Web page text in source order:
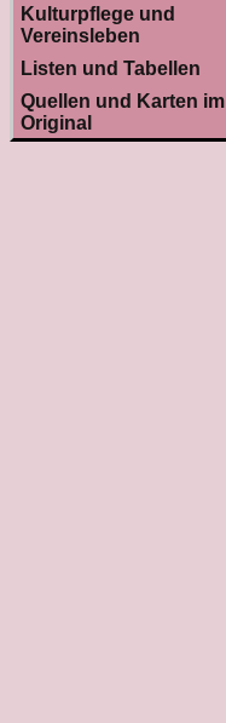
Kulturpflege und
Vereinsleben
Listen und Tabellen
Quellen und Karten im
Original